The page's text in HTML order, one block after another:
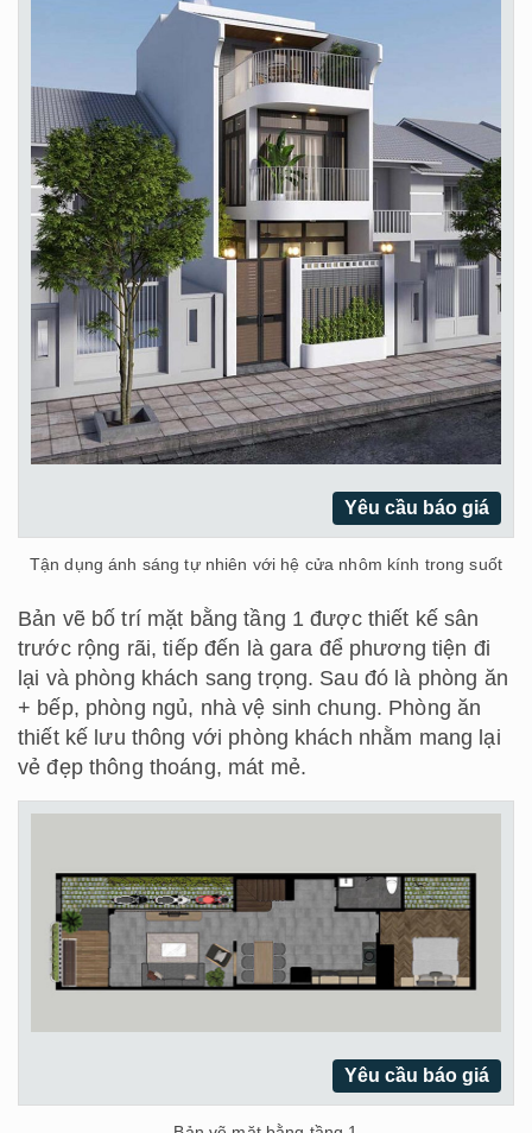
Yêu cầu báo giá
Tận dụng ánh sáng tự nhiên với hệ cửa nhôm kính trong suốt
Bản vẽ bố trí mặt bằng tầng 1 được thiết kế sân
trước rộng rãi, tiếp đến là gara để phương tiện đi
lại và phòng khách sang trọng. Sau đó là phòng ăn
+ bếp, phòng ngủ, nhà vệ sinh chung. Phòng ăn
thiết kế lưu thông với phòng khách nhằm mang lại
vẻ đẹp thông thoáng, mát mẻ.
Yêu cầu báo giá